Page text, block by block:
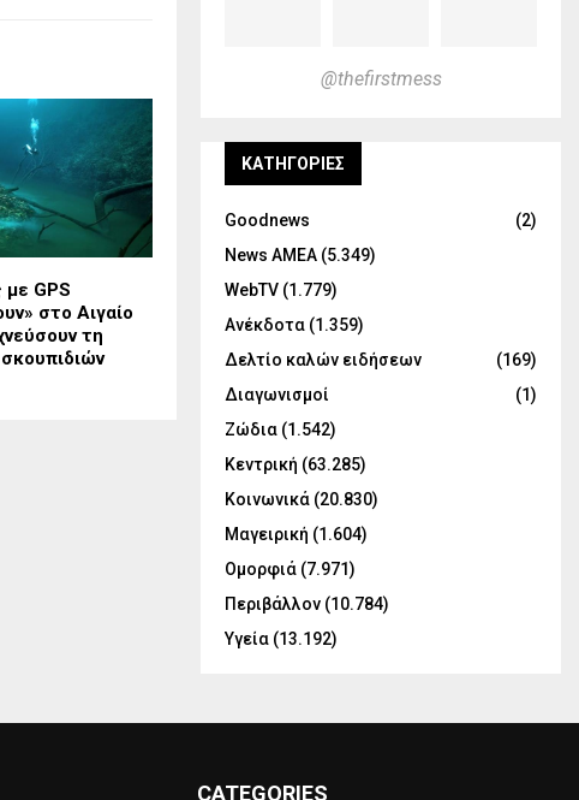
GPS
στο Αιγαίο
τη
@thefirstmess
KΑΤΗΓΟΡΊΕΣ
Goodnews
(2)
News ΑΜΕΑ (5.349)
WebTV (1.779)
Ανέκδοτα (1.359)
Δελτίο καλών ειδήσεων
(169)
Διαγωνισμοί
(1)
Ζώδια (1.542)
Κεντρική (63.285)
Κοινωνικά (20.830)
Μαγειρική (1.604)
Ομορφιά (7.971)
Περιβάλλον (10.784)
Υγεία (13.192)
CATEGORIES